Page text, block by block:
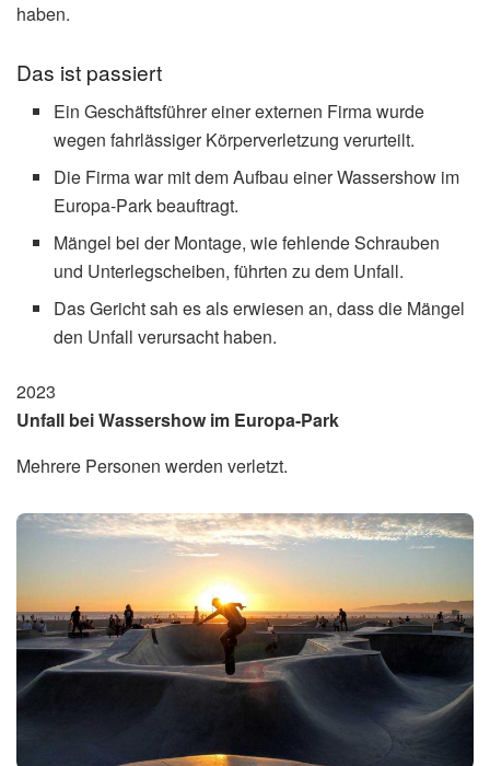
haben.
Das ist passiert
Ein Geschäftsführer einer externen Firma wurde
wegen fahrlässiger Körperverletzung verurteilt.
Die Firma war mit dem Aufbau einer Wassershow im
Europa-Park beauftragt.
Mängel bei der Montage, wie fehlende Schrauben
und Unterlegscheiben, führten zu dem Unfall.
Das Gericht sah es als erwiesen an, dass die Mängel
den Unfall verursacht haben.
2023
Unfall bei Wassershow im Europa-Park
Mehrere Personen werden verletzt.